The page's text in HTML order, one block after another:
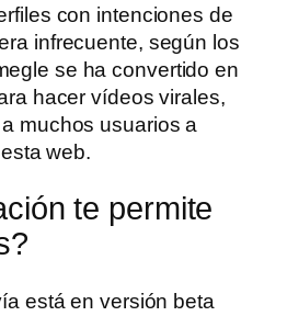
con intenciones de
infrecuente, según los
se ha convertido en
hacer vídeos virales,
muchos usuarios a
web.
te permite
está en versión beta